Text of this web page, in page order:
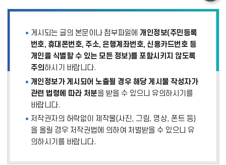
역
치
기
게시되는 글의 본문이나 첨부파일에 개인정보(주민등록
번호, 휴대폰번호, 주소, 은행계좌번호, 신용카드번호 등
개인을 식별할 수 있는 모든 정보)를 포함시키지 않도록
주의 하시기 바랍니다.
개인정보가 게시되어 노출될 경우 해당 게시물 작성자가
관련 법령에 따라 처분을 받을 수 있으니 유의하시기를
바랍니다.
저작권자의 허락없이 제작물(사진, 그림, 영상, 폰트 등)
을 올릴 경우 저작권법에 의하여 처벌받을 수 있으니 유
의하시기를 바랍니다.
단